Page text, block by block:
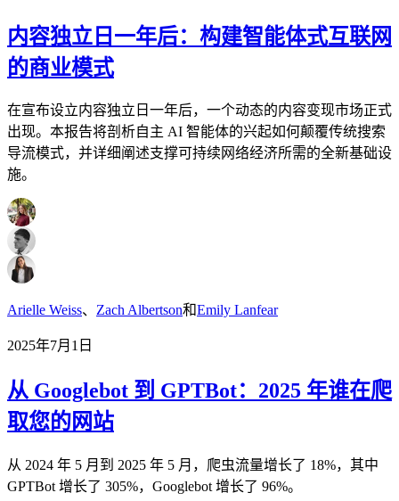
内容独立日一年后：构建智能体式互联网
的商业模式
在宣布设立内容独立日一年后，一个动态的内容变现市场正式
出现。本报告将剖析自主 AI 智能体的兴起如何颠覆传统搜索
导流模式，并详细阐述支撑可持续网络经济所需的全新基础设
施。
Arielle Weiss、 Zach Albertson和Emily Lanfear
2025年7月1日
从 Googlebot 到 GPTBot：2025 年谁在爬
取您的网站
从 2024 年 5 月到 2025 年 5 月，爬虫流量增长了 18%，其中
GPTBot 增长了 305%，Googlebot 增长了 96%。